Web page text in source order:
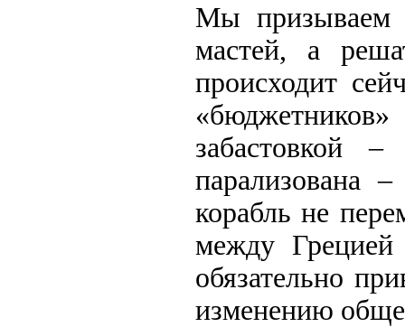
Мы призываем
мастей, а
происходит
забастовкой
парализована
корабль не
между Грецией
обязательно
изменению